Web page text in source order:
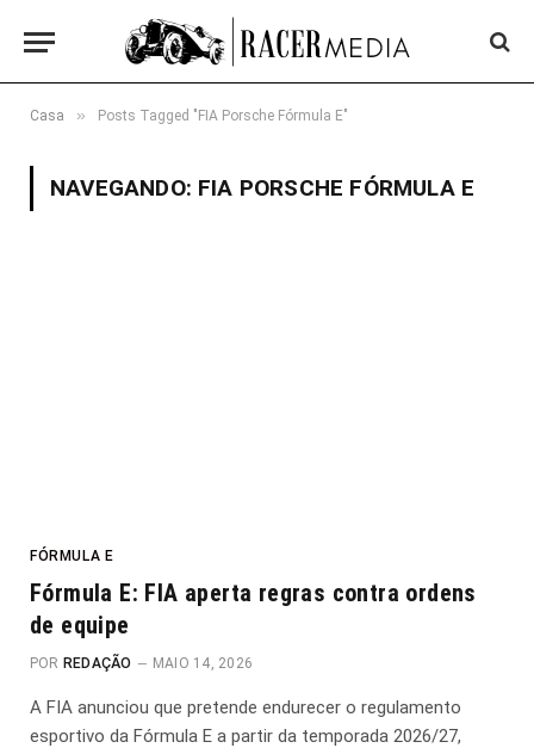
Casa » Posts Tagged "FIA Porsche Fórmula E"
NAVEGANDO: FIA PORSCHE FÓRMULA E
FÓRMULA E
Fórmula E: FIA aperta regras contra ordens
de equipe
POR REDAÇÃO MAIO 14, 2026
A FIA anunciou que pretende endurecer o regulamento
esportivo da Fórmula E a partir da temporada 2026/27,